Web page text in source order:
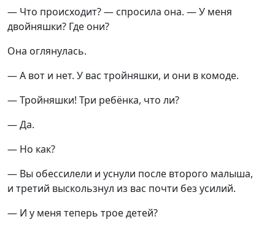
— Что происходит? — спросила она. — У меня
двойняшки? Где они?
Она оглянулась.
— А вот и нет. У вас тройняшки, и они в комоде.
— Тройняшки! Три ребёнка, что ли?
— Да.
— Но как?
— Вы обессилели и уснули после второго малыша,
и третий выскользнул из вас почти без усилий.
— И у меня теперь трое детей?